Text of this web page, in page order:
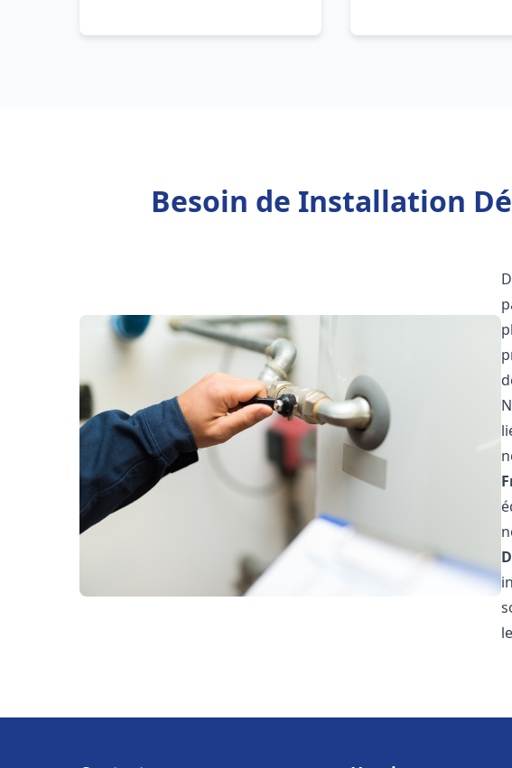
Besoin de Installation